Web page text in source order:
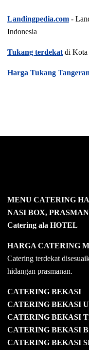
Landingpedia.com -
Indonesia
Tukang terdekatdi Kota
Harga Tukang
MENU CATERING
NASI BOX,
Catering ala HOTEL
HARGA CATERING
Catering terdekat
hidangan prasmanan.
CATERING BEKASI
CATERING BEKASI
CATERING BEKASI
CATERING BEKASI
CATERING BEKASI